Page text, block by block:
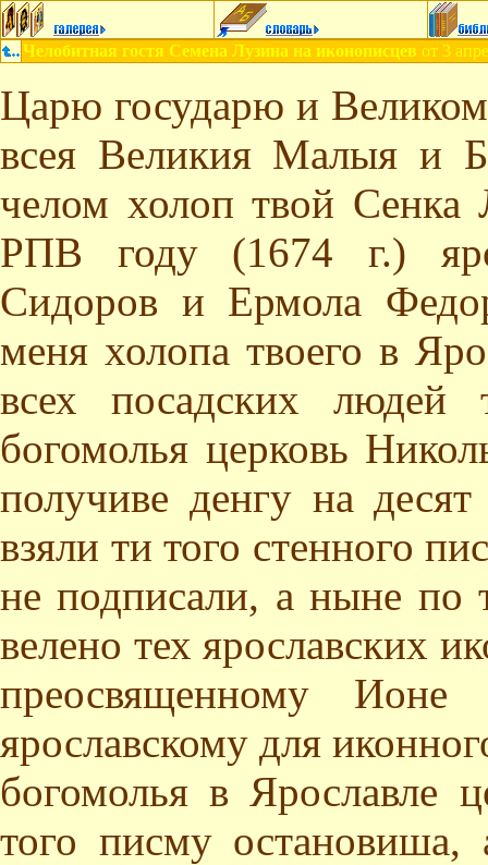
Челобитная гостя Семена Лузина на иконописцев от 3
Царю государю и
всея Великия Малыя и
челом холоп твой
РПВ году (1674 г.)
Сидоров и Ермола
меня холопа твоего в
всех посадских людей
богомолья церковь
получиве денгу на
взяли ти того стенного
не подписали, а ныне по
велено тех ярославских
преосвященному Ионе
ярославскому для
богомолья в Ярославле
того писму остановиша,